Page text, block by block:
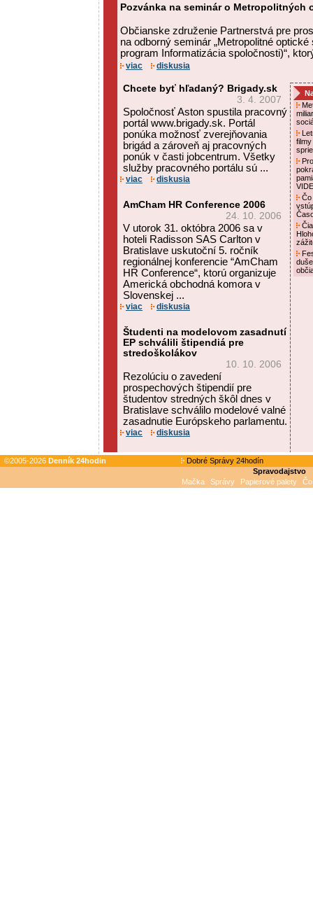
Pozvánka na seminár o Metropolitných
Občianske združenie Partnerstvá pre
na odborný seminár „Metropolitné
program Informatizácia spoločnosti)“,
viac diskusia
Chcete byť hľadaný? Brigady.sk
3. 4. 2007
Spoločnosť Aston spustila pracovný
portál www.brigady.sk. Portál
ponúka možnosť zverejňovania
brigád a zároveň aj pracovných
ponúk v časti jobcentrum. Všetky
služby pracovného portálu sú ...
viac diskusia
AmCham HR Conference 2006
24. 10. 2006
V utorok 31. októbra 2006 sa v
hoteli Radisson SAS Carlton v
Bratislave uskutoční 5. ročník
regionálnej konferencie “AmCham
HR Conference“, ktorú organizuje
Americká obchodná komora v
Slovenskej ...
viac diskusia
Študenti na modelovom zasadnutí
EP schválili štipendiá pre
stredoškolákov
10. 10. 2006
Rezolúciu o zavedení
prospechových štipendií pre
študentov stredných škôl dnes v
Bratislave schválilo modelové valné
zasadnutie Európskeho parlamentu.
viac diskusia
Čo
©2005-2026 Denník 24hodin
Dobré Správy 24hodín
Spravodajstvo
Mačka
Správy Papierové palety